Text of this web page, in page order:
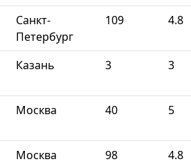
Санкт-
Петербург
109 4.8
Казань 3 3
Москва 40 5
Москва 98 4.8